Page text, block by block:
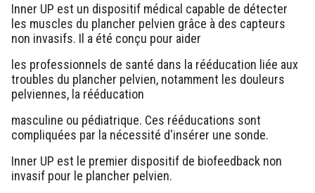
Inner UP est un dispositif médical capable de détecter
les muscles du plancher pelvien grâce à des capteurs
non invasifs. Il a été conçu pour aider
les professionnels de santé dans la rééducation liée aux
troubles du plancher pelvien, notamment les douleurs
pelviennes, la rééducation
masculine ou pédiatrique. Ces rééducations sont
compliquées par la nécessité d'insérer une sonde.
Inner UP est le premier dispositif de biofeedback non
invasif pour le plancher pelvien.